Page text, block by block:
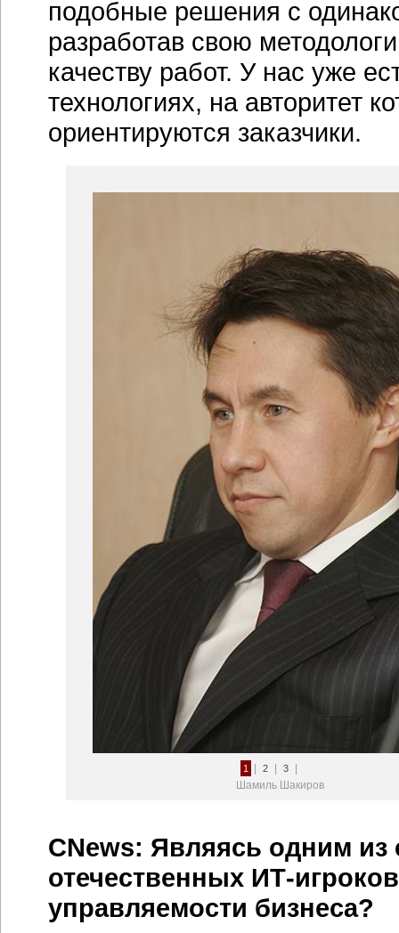
подобные решения с
разработав свою
качеству работ. У нас уже
технологиях, на авторитет
ориентируются заказчики.
1 2 3
Шамиль Шакиров
CNews: Являясь одним
отечественных ИТ-
управляемости бизнеса?